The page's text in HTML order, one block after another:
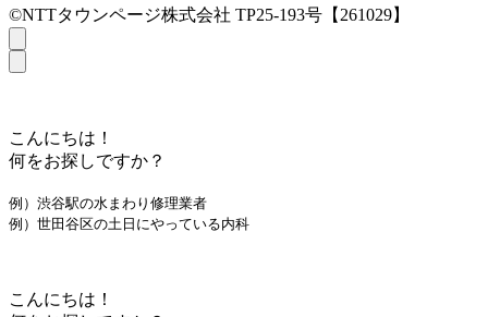
©NTTタウンページ株式会社 TP25-193号【261029】
こんにちは！
何をお探しですか？
例）渋谷駅の水まわり修理業者
例）世田谷区の土日にやっている内科
こんにちは！